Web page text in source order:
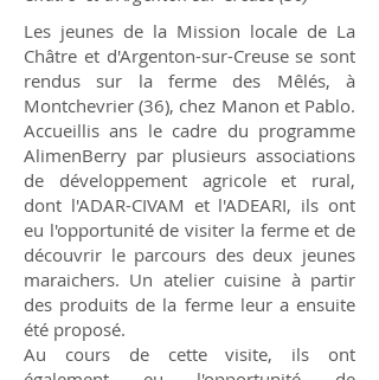
Les jeunes de la Mission locale de La
Châtre et d'Argenton-sur-Creuse se sont
rendus sur la ferme des Mêlés, à
Montchevrier (36), chez Manon et Pablo.
Accueillis ans le cadre du programme
AlimenBerry par plusieurs associations
de développement agricole et rural,
dont l'ADAR-CIVAM et l'ADEARI, ils ont
eu l'opportunité de visiter la ferme et de
découvrir le parcours des deux jeunes
maraichers. Un atelier cuisine à partir
des produits de la ferme leur a ensuite
été proposé.
Au cours de cette visite, ils ont